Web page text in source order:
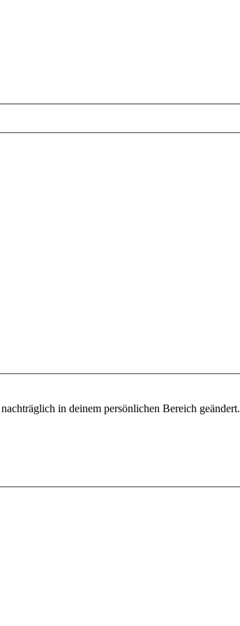
in deinem persönlichen Bereich geändert.